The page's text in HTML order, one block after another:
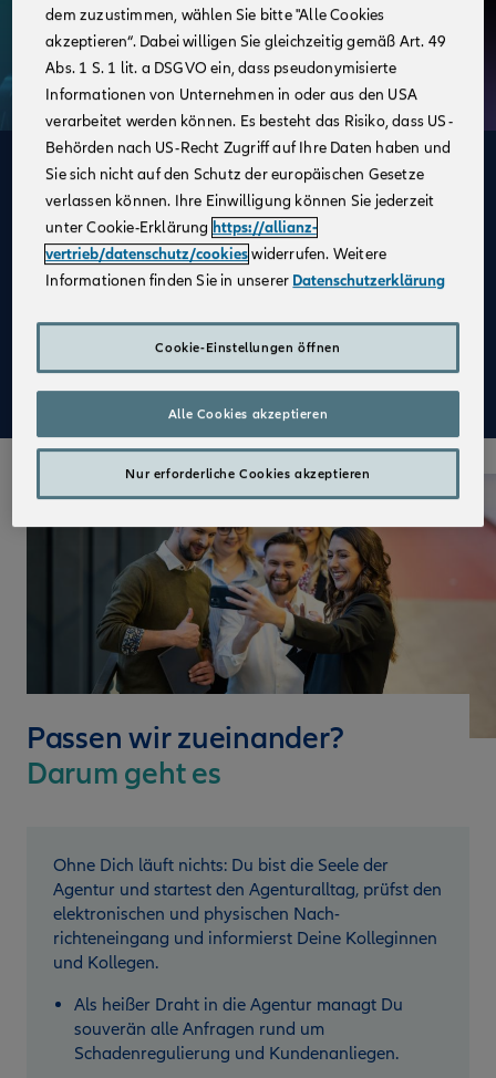
Deine Vorteile
im Vertrieb der Allianz
Attraktive Festbezüge in Voll- und Teilzeit
Einen erfolgreichen Start in Deinen neuen Job und
eine praxisnahe Ausbildung mit der Sicherheit von
vollen Bezügen
Passen wir zueinander?
Darum geht es
Ohne Dich läuft nichts: Du bist die Seele der
Agentur und startest den Agenturalltag, prüfst den
elektronischen und physischen Nach­
richteneingang und informierst Deine Kolleginnen
und Kollegen.
Als heißer Draht in die Agentur managt Du
souverän alle Anfragen rund um
Schadenregulierung und Kundenanliegen.
dem zuzustimmen, wählen Sie bitte "Alle Cookies
akzeptieren“. Dabei willigen Sie gleichzeitig gemäß Art. 49
Abs. 1 S. 1 lit. a DSGVO ein, dass pseudonymisierte
Informationen von Unternehmen in oder aus den USA
verarbeitet werden können. Es besteht das Risiko, dass US-
Behörden nach US-Recht Zugriff auf Ihre Daten haben und
Sie sich nicht auf den Schutz der europäischen Gesetze
verlassen können. Ihre Einwilligung können Sie jederzeit
unter Cookie-Erklärung https://allianz-
vertrieb/datenschutz/cookieswiderrufen. Weitere
Informationen finden Sie in unserer Datenschutzerklärung
Cookie-Einstellungen öffnen
Nur erforderliche Cookies akzeptieren
Alle Cookies akzeptieren